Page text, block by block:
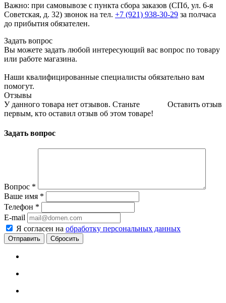
Важно: при самовывозе с пункта сборa заказов (СПб, ул. 6-я
Советская, д. 32) звонок на тел. +7 (921) 938-30-29 за полчаса
до прибытия обязателен.
Задать вопрос
Вы можете задать любой интересующий вас вопрос по товару
или работе магазина.
Наши квалифицированные специалисты обязательно вам
помогут.
Отзывы
Оставить отзыв
У данного товара нет отзывов. Станьте
первым, кто оставил отзыв об этом товаре!
Задать вопрос
Вопрос *
Ваше имя *
Телефон *
E-mail
Я согласен на обработку персональных данных
Сбросить